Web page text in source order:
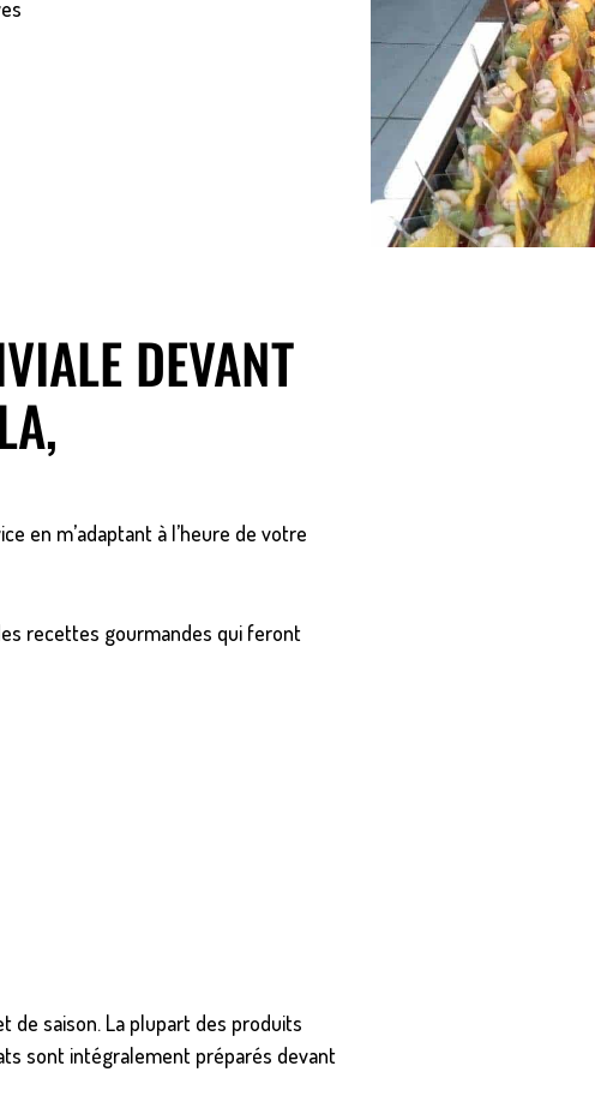
DEVANT
en m’adaptant à l’heure de votre
recettes gourmandes qui feront
saison. La plupart des produits
sont intégralement préparés devant